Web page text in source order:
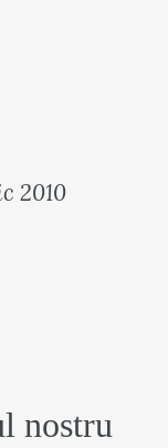
2010
nostru